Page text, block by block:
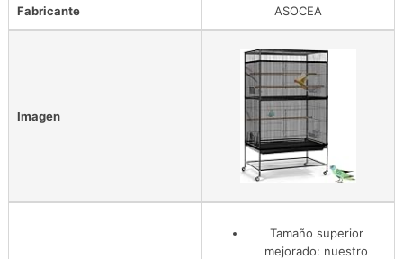
Fabricante ASOCEA
Imagen
Tamaño superior
mejorado: nuestro